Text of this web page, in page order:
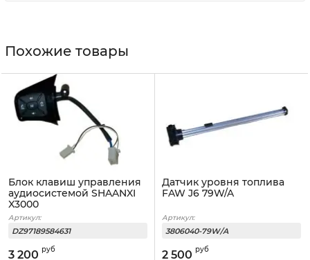
Похожие товары
Блок клавиш управления
аудиосистемой SHAANXI
X3000
Артикул:
DZ97189584631
3 200 руб
Датчик уровня топлива
FAW J6 79W/A
Артикул:
3806040-79W/A
2 500 руб